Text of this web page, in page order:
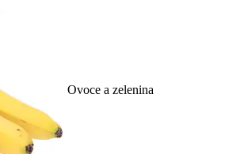
Ovoce a zelenina